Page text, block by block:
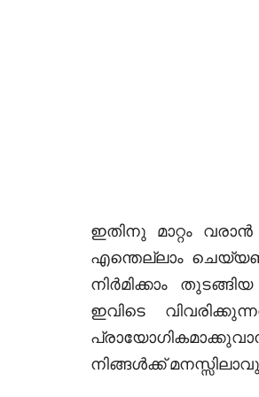
ഇതിനു മാറ്റം
എന്തെല്ലാം
നിര്‍മിക്കാം
ഇവിടെ
നിങ്ങള്‍ക്ക്